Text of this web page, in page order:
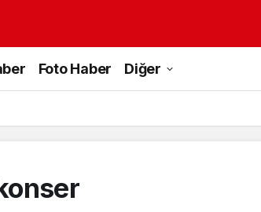
Foto Haber Diğer